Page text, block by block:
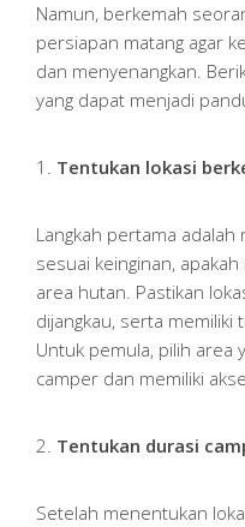
Namun, berkemah
persiapan matang agar
dan menyenangkan.
yang dapat menjadi
1. Tentukan lokasi
Langkah pertama adalah
sesuai keinginan,
area hutan. Pastikan
dijangkau, serta memiliki
Untuk pemula, pilih area
camper dan memiliki
2. Tentukan durasi
Setelah menentukan